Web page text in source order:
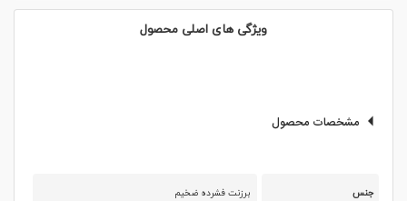
ویژگی های اصلی محصول
مشخصات محصول
جنس برزنت فشرده ضخیم